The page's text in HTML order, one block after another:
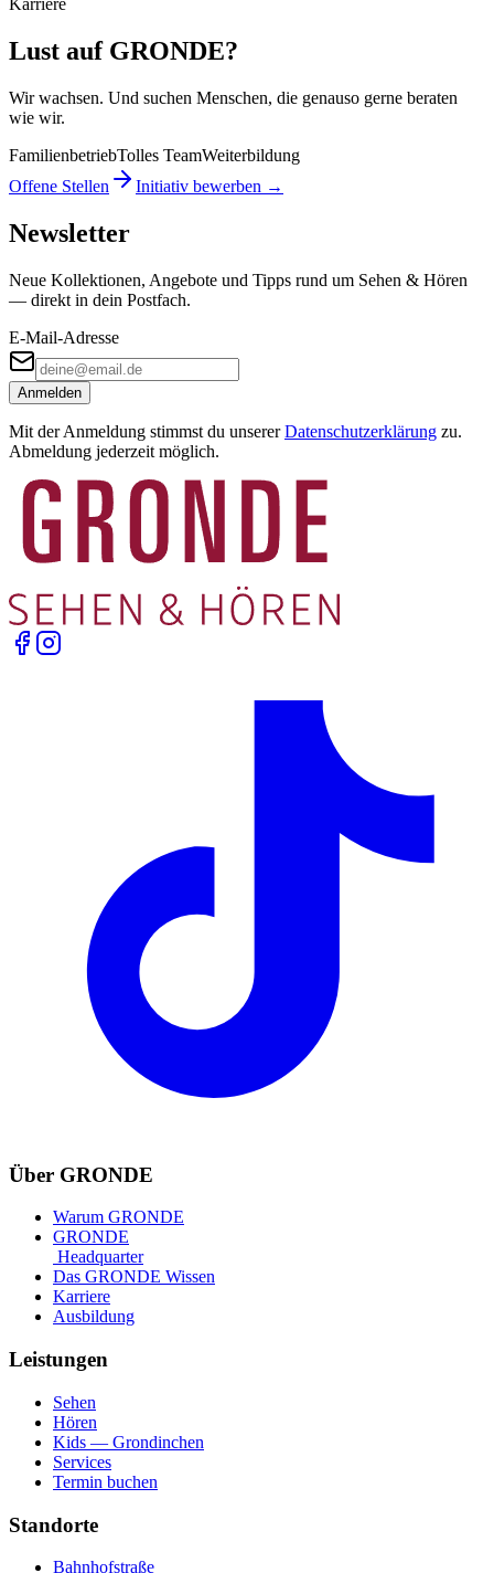
Karriere
Lust auf GRONDE?
Wir wachsen. Und suchen Menschen, die genauso gerne beraten
wie wir.
FamilienbetriebTolles TeamWeiterbildung
Offene Stellen
Initiativ bewerben →
Newsletter
Neue Kollektionen, Angebote und Tipps rund um Sehen & Hören
— direkt in dein Postfach.
E-Mail-Adresse
Anmelden
Mit der Anmeldung stimmst du unserer Datenschutzerklärung zu.
Abmeldung jederzeit möglich.
Über GRONDE
Warum GRONDE
GRONDE
Headquarter
Das GRONDE Wissen
Karriere
Ausbildung
Leistungen
Sehen
Hören
Kids — Grondinchen
Services
Termin buchen
Standorte
Bahnhofstraße